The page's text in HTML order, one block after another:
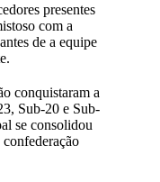
presentes
com a
de a equipe
conquistaram a
Sub-20 e Sub-
se consolidou